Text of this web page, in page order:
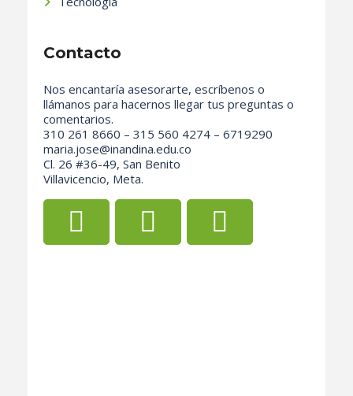
Contacto
Nos encantaría asesorarte, escríbenos o
llámanos para hacernos llegar tus preguntas o
comentarios.
310 261 8660 – 315 560 4274 – 6719290
maria.jose@inandina.edu.co
Cl. 26 #36-49, San Benito
Villavicencio, Meta.